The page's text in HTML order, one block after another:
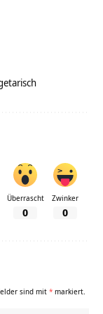
Überrascht
0
Zwinker
0
sind mit * markiert.